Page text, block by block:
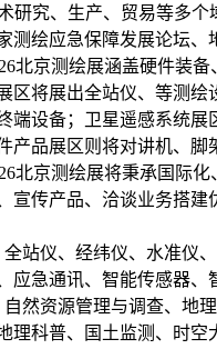
研究、生产、贸易等多
测绘应急保障发展论坛、
北京测绘展涵盖硬件装
区将展出全站仪、等测
端设备；卫星遥感系统
产品展区则将对讲机、脚
北京测绘展将秉承国际
宣传产品、洽谈业务搭建
全站仪、经纬仪、水准仪
应急通讯、智能传感器、
自然资源管理与调查、地
理科普、国土监测、时